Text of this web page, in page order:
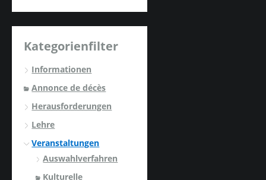
Kategorienfilter
Informationen
Annonce de décès
Herausforderungen
Lehre
Veranstaltungen
Auswahlverfahren
Kulturelle